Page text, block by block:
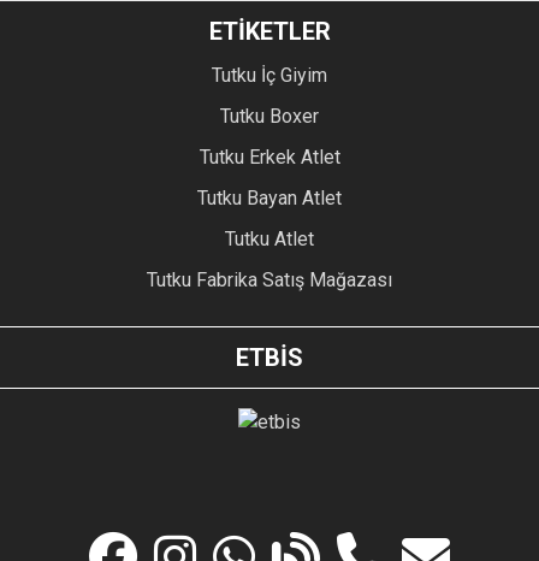
ETİKETLER
Tutku İç Giyim
Tutku Boxer
Tutku Erkek Atlet
Tutku Bayan Atlet
Tutku Atlet
Tutku Fabrika Satış Mağazası
ETBİS